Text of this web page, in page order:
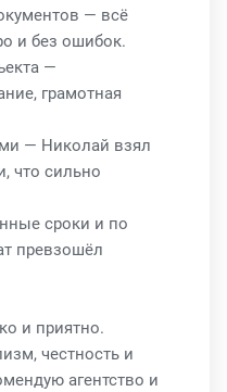
— всё
и без ошибок.
—
грамотная
— Николай взял
что сильно
сроки и по
превзошёл
и приятно.
честность и
агентство и